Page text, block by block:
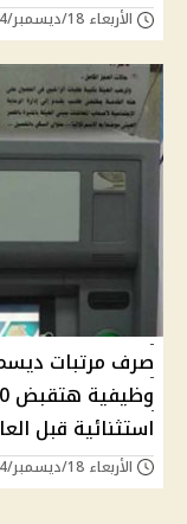
الأربعاء 18/ديسمبر/2024 - 01:45 م
صرف مرتبات
استثنائية قبل
الأربعاء 18/ديسمبر/2024 - 05:30 ص